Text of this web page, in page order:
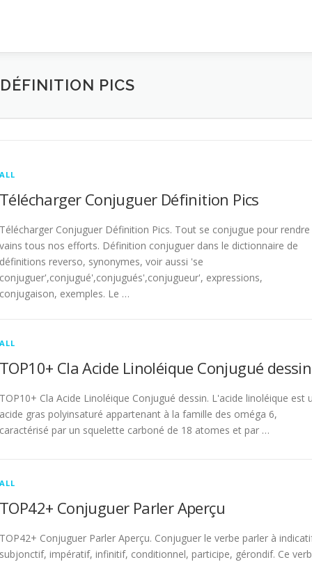
PICS
ALL
Télécharger Conjuguer Définition Pics
Télécharger Conjuguer Définition Pics. Tout se conjugue pour rendre
vains tous nos efforts. Définition conjuguer dans le dictionnaire de
définitions reverso, synonymes, voir aussi 'se
conjuguer',conjugué',conjugués',conjugueur', expressions,
conjugaison, exemples. Le …
ALL
TOP10+ Cla Acide Linoléique Conjugué dessin
TOP10+ Cla Acide Linoléique Conjugué dessin. L'acide linoléique est
acide gras polyinsaturé appartenant à la famille des oméga 6,
caractérisé par un squelette carboné de 18 atomes et par …
ALL
TOP42+ Conjuguer Parler Aperçu
TOP42+ Conjuguer Parler Aperçu. Conjuguer le verbe parler à
subjonctif, impératif, infinitif, conditionnel, participe, gérondif. Ce